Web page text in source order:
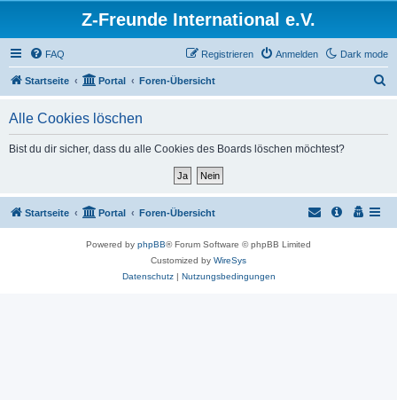
Z-Freunde International e.V.
Dark mode
FAQ Anmelden
Registrieren
Startseite Portal Foren-Übersicht
Alle Cookies löschen
Bist du dir sicher, dass du alle Cookies des Boards löschen möchtest?
Startseite Portal Foren-Übersicht
Powered by phpBB® Forum Software © phpBB Limited
Customized by WireSys
Datenschutz| Nutzungsbedingungen